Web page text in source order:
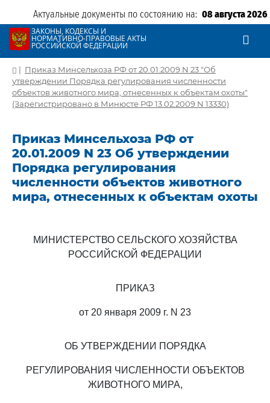
Актуальные документы по состоянию на: 08 августа 2026
ЗАКОНЫ, КОДЕКСЫ И
НОРМАТИВНО-ПРАВОВЫЕ АКТЫ
РОССИЙСКОЙ ФЕДЕРАЦИИ
| Приказ Минсельхоза РФ от 20.01.2009 N 23 "Об
утверждении Порядка регулирования численности
объектов животного мира, отнесенных к объектам охоты"
(Зарегистрировано в Минюсте РФ 13.02.2009 N 13330)
Приказ Минсельхоза РФ от
20.01.2009 N 23 Об утверждении
Порядка регулирования
численности объектов животного
мира, отнесенных к объектам охоты
МИНИСТЕРСТВО СЕЛЬСКОГО ХОЗЯЙСТВА
РОССИЙСКОЙ ФЕДЕРАЦИИ
ПРИКАЗ
от 20 января 2009 г. N 23
ОБ УТВЕРЖДЕНИИ ПОРЯДКА
РЕГУЛИРОВАНИЯ ЧИСЛЕННОСТИ ОБЪЕКТОВ
ЖИВОТНОГО МИРА,